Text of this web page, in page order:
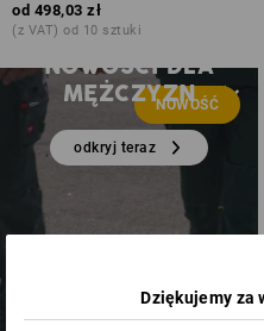
od 498,03 zł
(z VAT) od 10 sztuki
NOWOŚĆ
NOWOŚCI DLA
MĘŻCZYZN
odkryj teraz
Dziękujemy za